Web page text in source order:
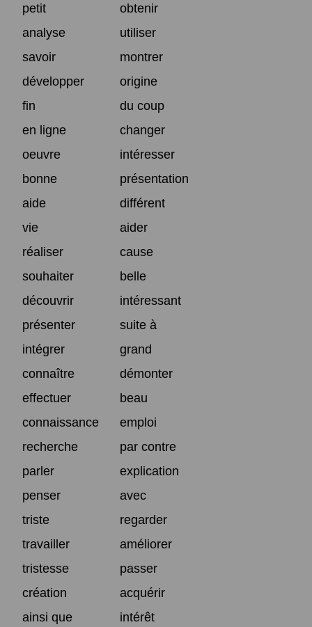
petit
obtenir
analyse
utiliser
savoir
montrer
développer
origine
fin
du coup
en ligne
changer
oeuvre
intéresser
bonne
présentation
aide
différent
vie
aider
réaliser
cause
souhaiter
belle
découvrir
intéressant
présenter
suite à
intégrer
grand
connaître
démonter
effectuer
beau
connaissance
emploi
recherche
par contre
parler
explication
penser
avec
triste
regarder
travailler
améliorer
tristesse
passer
création
acquérir
ainsi que
intérêt